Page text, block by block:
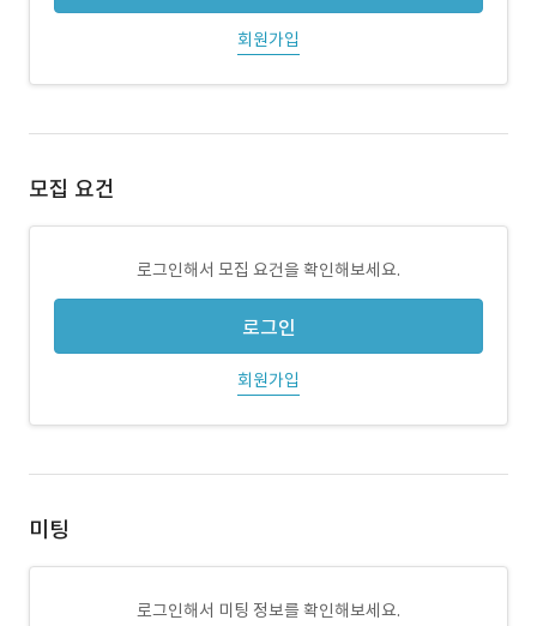
회원가입
모집 요건
로그인해서 모집 요건을 확인해보세요.
로그인
회원가입
미팅
로그인해서 미팅 정보를 확인해보세요.